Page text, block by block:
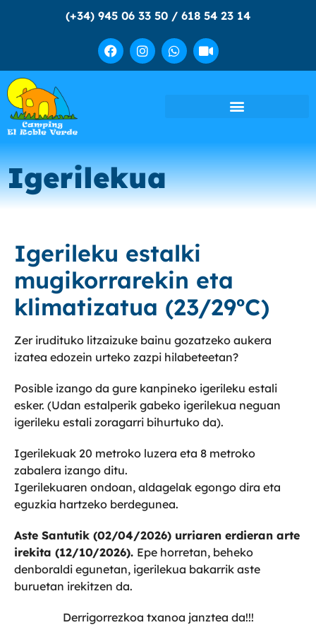
(+34) 945 06 33 50 / 618 54 23 14
Igerilekua
Igerileku estalki
mugikorrarekin eta
klimatizatua (23/29ºC)
Zer irudituko litzaizuke bainu gozatzeko aukera
izatea edozein urteko zazpi hilabeteetan?
Posible izango da gure kanpineko igerileku estali
esker. (Udan estalperik gabeko igerilekua neguan
igerileku estali zoragarri bihurtuko da).
Igerilekuak 20 metroko luzera eta 8 metroko
zabalera izango ditu.
Igerilekuaren ondoan, aldagelak egongo dira eta
eguzkia hartzeko berdegunea.
Aste Santutik (02/04/2026) urriaren erdieran arte
irekita (12/10/2026). Epe horretan, beheko
denboraldi egunetan, igerilekua bakarrik aste
buruetan irekitzen da.
Derrigorrezkoa txanoa janztea da!!!